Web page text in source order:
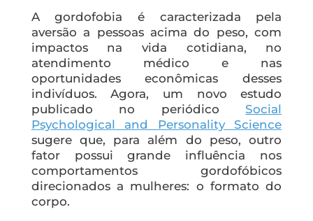
A gordofobia é caracterizada pela
aversão a pessoas acima do peso, com
impactos na vida cotidiana, no
atendimento médico e nas
oportunidades econômicas desses
indivíduos. Agora, um novo estudo
publicado no periódicoSocial
Psychological and Personality Science
sugere que, para além do peso, outro
fator possui grande influência nos
comportamentos gordofóbicos
direcionados a mulheres: o formato do
corpo.